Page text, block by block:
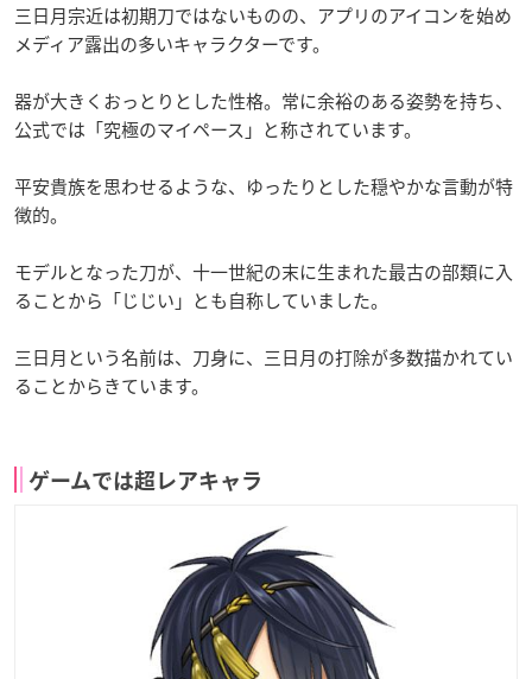
三日月宗近は初期刀ではないものの、アプリのアイコンを始め
メディア露出の多いキャラクターです。
器が大きくおっとりとした性格。常に余裕のある姿勢を持ち、
公式では「究極のマイペース」と称されています。
平安貴族を思わせるような、ゆったりとした穏やかな言動が特
徴的。
モデルとなった刀が、十一世紀の末に生まれた最古の部類に入
ることから「じじい」とも自称していました。
三日月という名前は、刀身に、三日月の打除が多数描かれてい
ることからきています。
ゲームでは超レアキャラ